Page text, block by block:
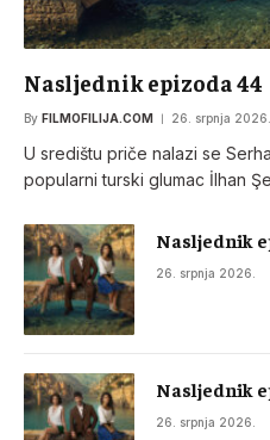
Nasljednik epizoda 44
By FILMOFILIJA.COM 26. srpnja 2026.
U središtu priče nalazi se
popularni turski glumac İlhan
Nasljednik
26. srpnja 2026.
Nasljednik
26. srpnja 2026.